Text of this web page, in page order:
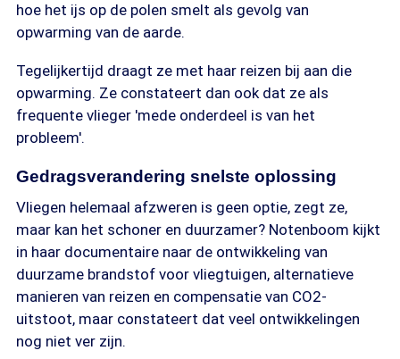
hoe het ijs op de polen smelt als gevolg van
opwarming van de aarde.
Tegelijkertijd draagt ze met haar reizen bij aan die
opwarming. Ze constateert dan ook dat ze als
frequente vlieger 'mede onderdeel is van het
probleem'.
Gedragsverandering snelste oplossing
Vliegen helemaal afzweren is geen optie, zegt ze,
maar kan het schoner en duurzamer? Notenboom kijkt
in haar documentaire naar de ontwikkeling van
duurzame brandstof voor vliegtuigen, alternatieve
manieren van reizen en compensatie van CO2-
uitstoot, maar constateert dat veel ontwikkelingen
nog niet ver zijn.